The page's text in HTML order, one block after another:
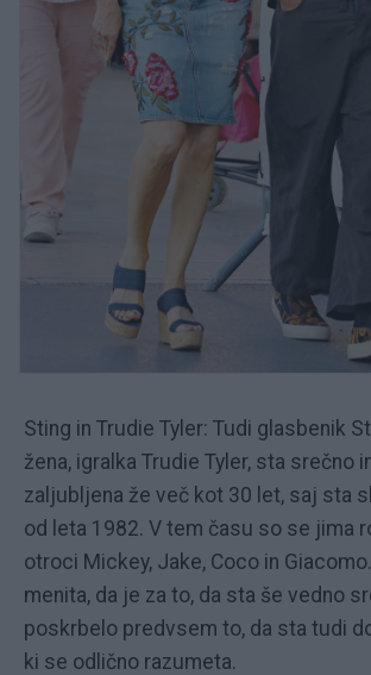
Sting in Trudie Tyler: Tudi glasbenik
žena, igralka Trudie Tyler, sta srečno
zaljubljena že več kot 30 let, saj sta
od leta 1982. V tem času so se jima
otroci Mickey, Jake, Coco in
menita, da je za to, da sta še vedno
poskrbelo predvsem to, da sta tudi
ki se odlično razumeta.